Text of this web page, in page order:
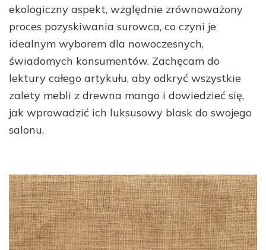
ekologiczny aspekt, względnie zrównoważony
proces pozyskiwania surowca, co czyni je
idealnym wyborem dla nowoczesnych,
świadomych konsumentów. Zachęcam do
lektury całego artykułu, aby odkryć wszystkie
zalety mebli z drewna mango i dowiedzieć się,
jak wprowadzić ich luksusowy blask do swojego
salonu.